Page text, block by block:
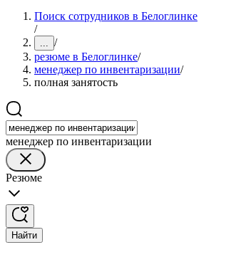
Поиск сотрудников в Белоглинке
/
... /
резюме в Белоглинке/
менеджер по инвентаризации/
полная занятость
менеджер по инвентаризации
Резюме
Найти